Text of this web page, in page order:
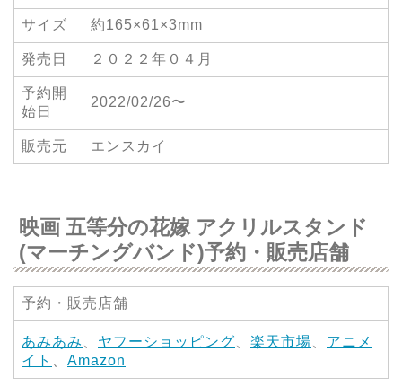
サイズ 約165×61×3mm
発売日 ２０２２年０４月
予約開
始日
2022/02/26〜
販売元 エンスカイ
映画 五等分の花嫁 アクリルスタンド
(マーチングバンド)予約・販売店舗
予約・販売店舗
あみあみ ヤフーショッピング 楽天市場
アニメ
イト
Amazon